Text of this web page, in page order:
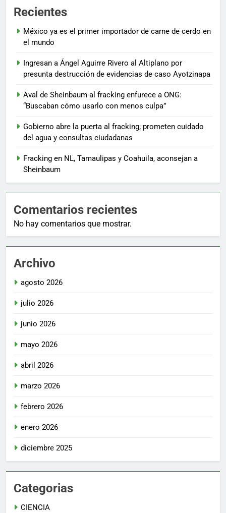
Recientes
México ya es el primer importador de carne de cerdo en
el mundo
Ingresan a Ángel Aguirre Rivero al Altiplano por
presunta destrucción de evidencias de caso Ayotzinapa
Aval de Sheinbaum al fracking enfurece a ONG:
“Buscaban cómo usarlo con menos culpa”
Gobierno abre la puerta al fracking; prometen cuidado
del agua y consultas ciudadanas
Fracking en NL, Tamaulipas y Coahuila, aconsejan a
Sheinbaum
Comentarios recientes
No hay comentarios que mostrar.
Archivo
agosto 2026
julio 2026
junio 2026
mayo 2026
abril 2026
marzo 2026
febrero 2026
enero 2026
diciembre 2025
Categorias
CIENCIA